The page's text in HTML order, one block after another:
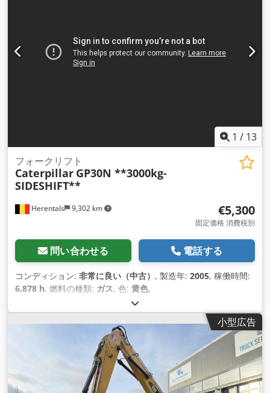
1 / 13
Herentals 9,302 km
フォークリフト
Caterpillar GP30N **3000kg-
SIDESHIFT**
€5,300
固定価格 消費税別
問い合わせる 電話する
コンディション: 非常に良い（中古） , 製造年: 2005, 稼働時間:
6,878 h, 燃料の種類: ガス, 色: 黄色,
小型広告